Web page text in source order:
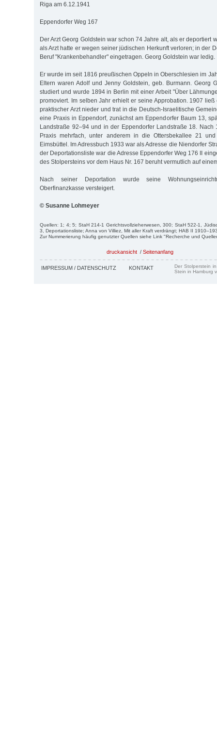
Riga am 6.12.1941
Eppendorfer Weg 167
Der Arzt Georg Goldstein war schon 74 Jahre alt, als er deportiert
als Arzt hatte er wegen seiner jüdischen Herkunft verloren; in der
Beruf "Krankenbehandler" eingetragen. Georg Goldstein war ledig.
Er wurde im seit 1816 preußischen Oppeln in Oberschlesien im
Eltern waren Adolf und Jenny Goldstein, geb. Burmann. Georg
studiert und wurde 1894 in Berlin mit einer Arbeit "Über
promoviert. Im selben Jahr erhielt er seine Approbation. 1907
praktischer Arzt nieder und trat in die Deutsch-Israelitische
eine Praxis in Eppendorf, zunächst am Eppendorfer Baum 13,
Landstraße 92–94 und in der Eppendorfer Landstraße 18. Nach
Praxis mehrfach, unter anderem in die Ottersbekallee 21
Eimsbüttel. Im Adressbuch 1933 war als Adresse die Niendorfer
der Deportationsliste war die Adresse Eppendorfer Weg 176 II
des Stolpersteins vor dem Haus Nr. 167 beruht vermutlich auf
Nach seiner Deportation wurde seine
Oberfinanzkasse versteigert.
© Susanne Lohmeyer
Quellen: 1; 4; 5; StaH 214-1 Gerichtsvollzieherwesen, 300; StaH 522-1,
3, Deportationsliste; Anna von Villiez, Mit aller Kraft verdrängt; HAB II
Zur Nummerierung häufig genutzter Quellen siehe Link "Recherche und
druckansicht / Seitenanfang
IMPRESSUM / DATENSCHUTZ KONTAKT
Der Stolperstein
Stein in Hamburg